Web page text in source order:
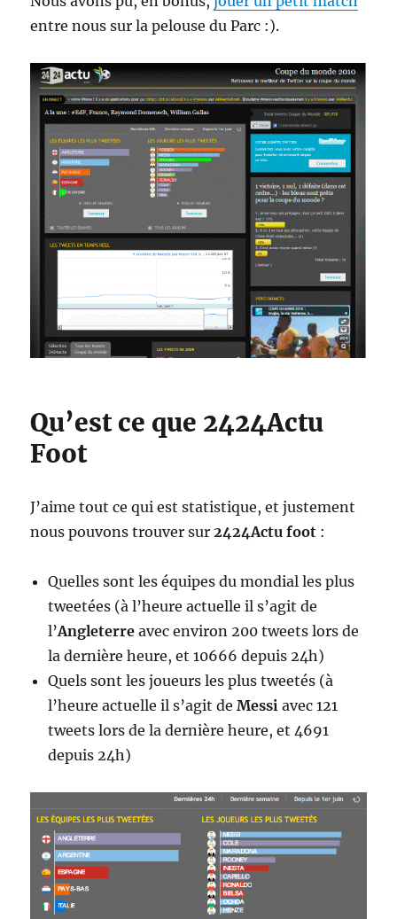
entre nous sur la pelouse du Parc :).
Qu’est ce que 2424Actu
Foot
J’aime tout ce qui est statistique, et justement
nous pouvons trouver sur 2424Actu foot :
Quelles sont les équipes du mondial les plus
tweetées (à l’heure actuelle il s’agit de
l’Angleterre avec environ 200 tweets lors de
la dernière heure, et 10666 depuis 24h)
Quels sont les joueurs les plus tweetés (à
l’heure actuelle il s’agit deMessi avec 121
tweets lors de la dernière heure, et 4691
depuis 24h)